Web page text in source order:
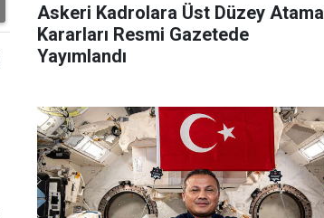
Askeri Kadrolara Üst Düzey Atama
Kararları Resmi Gazetede
Yayımlandı